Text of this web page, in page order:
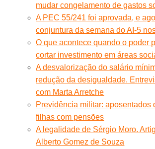
mudar congelamento de gastos
A PEC 55/241 foi aprovada, e
conjuntura da semana do AI-5
O que acontece quando o poder
cortar investimento em áreas
A desvalorização do salário
redução da desigualdade.
com Marta Arretche
Previdência militar: aposentados
filhas com pensões
A legalidade de Sérgio Moro.
Alberto Gomez de Souza